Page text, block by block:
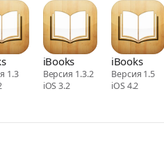
1.3
iBooks
Версия 1.3.2
iOS 3.2
iBooks
Версия 1.5
iOS 4.2